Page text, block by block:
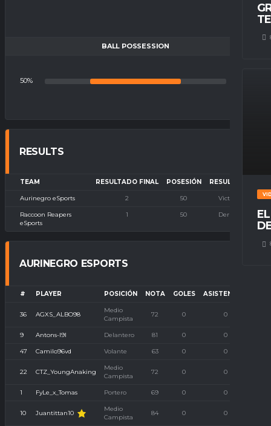
BALL POSSESSION
50%
RESULTS
TEAM RESULTADO FINAL POSESIÓN RESULTADO
Aurinegro eSports 2 50 Victoria
Raccoon Reapers
eSports
1 50 Derrota
AURINEGRO ESPORTS
# PLAYER POSICIÓN NOTA GOLES ASISTENCIAS
36 AGXS_ALBO98
Medio
Campista
72 0 0
9 Antons-l9l Delantero 81 0 0
47 Camilo96vd Volante 63 0 0
22 CTZ_YoungAnaking
Medio
Campista
72 0 0
1 FyLe_x_Tomas Portero 69 0 0
10 Juantittan10
Medio
Campista
84 0 0